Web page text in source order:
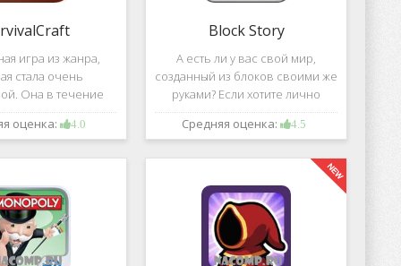
игра из жанра,
стала очень
Она в течение
временного
попала в список
качество графики,
оценка: 4.0
Block Story
А есть ли у вас свой мир,
созданный из блоков своими же
руками? Если хотите лично
воздвигнуть для себя такой мир,
тогда игра, которая называется
Средняя оценка: 4.5